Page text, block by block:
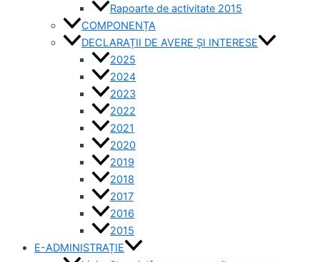
Rapoarte de activitate 2015
COMPONENȚA
DECLARAȚII DE AVERE ȘI INTERESE
2025
2024
2023
2022
2021
2020
2019
2018
2017
2016
2015
E-ADMINISTRAȚIE